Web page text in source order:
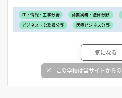
IT・情報・工学分野 商業実務・法律分野
ビジネス・公務員分野
医療ビジネス分野
気になる
この学校は当サイトから